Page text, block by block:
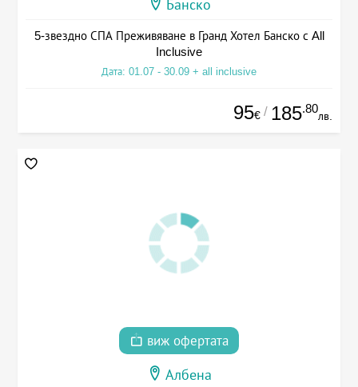
Банско
5-звездно СПА Преживяване в Гранд Хотел Банско с All
Inclusive
Дата: 01.07 - 30.09 + all inclusive
95€ / 185.80
лв.
виж офертата
Албена